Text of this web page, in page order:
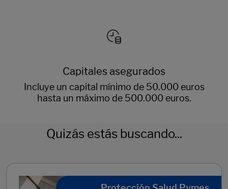
Capitales asegurados
Incluye un capital mínimo de 50.000 euros
hasta un máximo de 500.000 euros.
Quizás estás buscando...